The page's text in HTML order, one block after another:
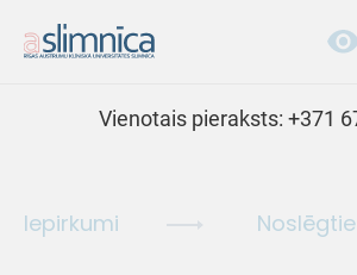
Vienotais pieraksts: +371
Iepirkumi